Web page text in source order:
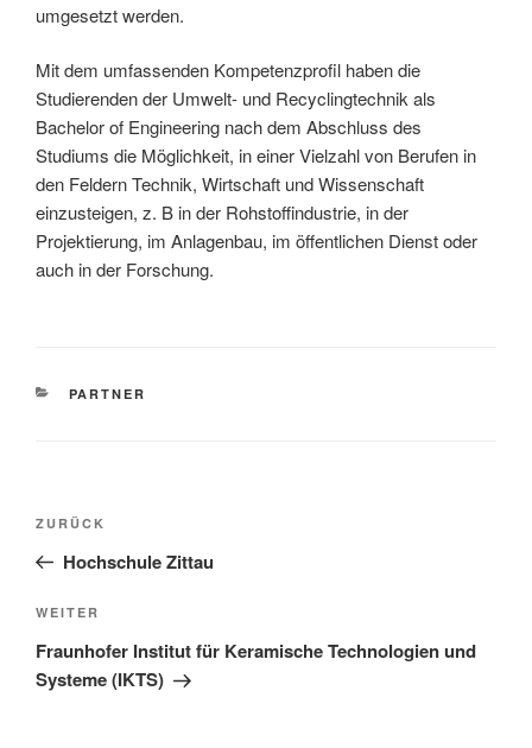
umgesetzt werden.
Mit dem umfassenden Kompetenzprofil haben die
Studierenden der Umwelt- und Recyclingtechnik als
Bachelor of Engineering nach dem Abschluss des
Studiums die Möglichkeit, in einer Vielzahl von Berufen in
den Feldern Technik, Wirtschaft und Wissenschaft
einzusteigen, z. B in der Rohstoffindustrie, in der
Projektierung, im Anlagenbau, im öffentlichen Dienst oder
auch in der Forschung.
KATEGORIEN
PARTNER
Beitragsnavigation
Vorheriger
Beitrag
ZURÜCK
Hochschule Zittau
Nächster
Beitrag
WEITER
Fraunhofer Institut für Keramische Technologien und
Systeme (IKTS)